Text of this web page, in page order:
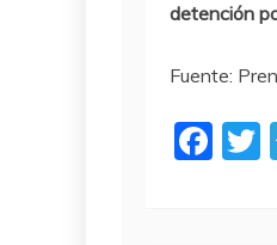
detención
Fuente:
F